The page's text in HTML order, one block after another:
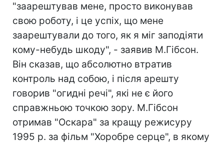
"заарештував мене, просто виконував
свою роботу, і це успіх, що мене
заарештували до того, як я міг заподіяти
кому-небудь шкоду", - заявив М.Гібсон.
Він сказав, що абсолютно втратив
контроль над собою, і після арешту
говорив "огидні речі", які не є його
справжньою точкою зору. М.Гібсон
отримав "Оскара" за кращу режисуру
1995 р. за фільм "Хоробре серце", в якому